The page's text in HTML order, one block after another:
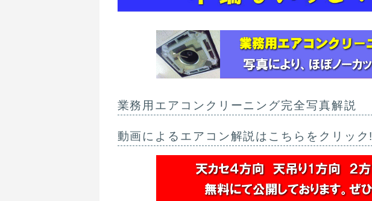
業務用エアコンクリーニング完全写真解説
動画によるエアコン解説はこちらをクリック!